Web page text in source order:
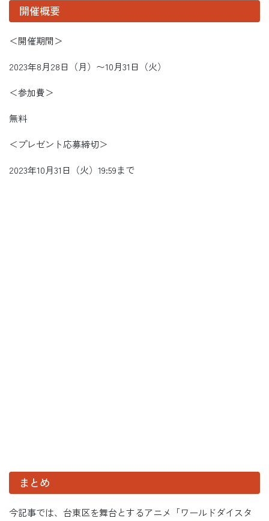
開催概要
＜開催期間＞
2023年8月28日（月）〜10月31日（火）
＜参加費＞
無料
＜プレゼント応募締切＞
2023年10月31日（火）19:59まで
まとめ
今記事では、台東区を舞台とするアニメ「ワールドダイスタ